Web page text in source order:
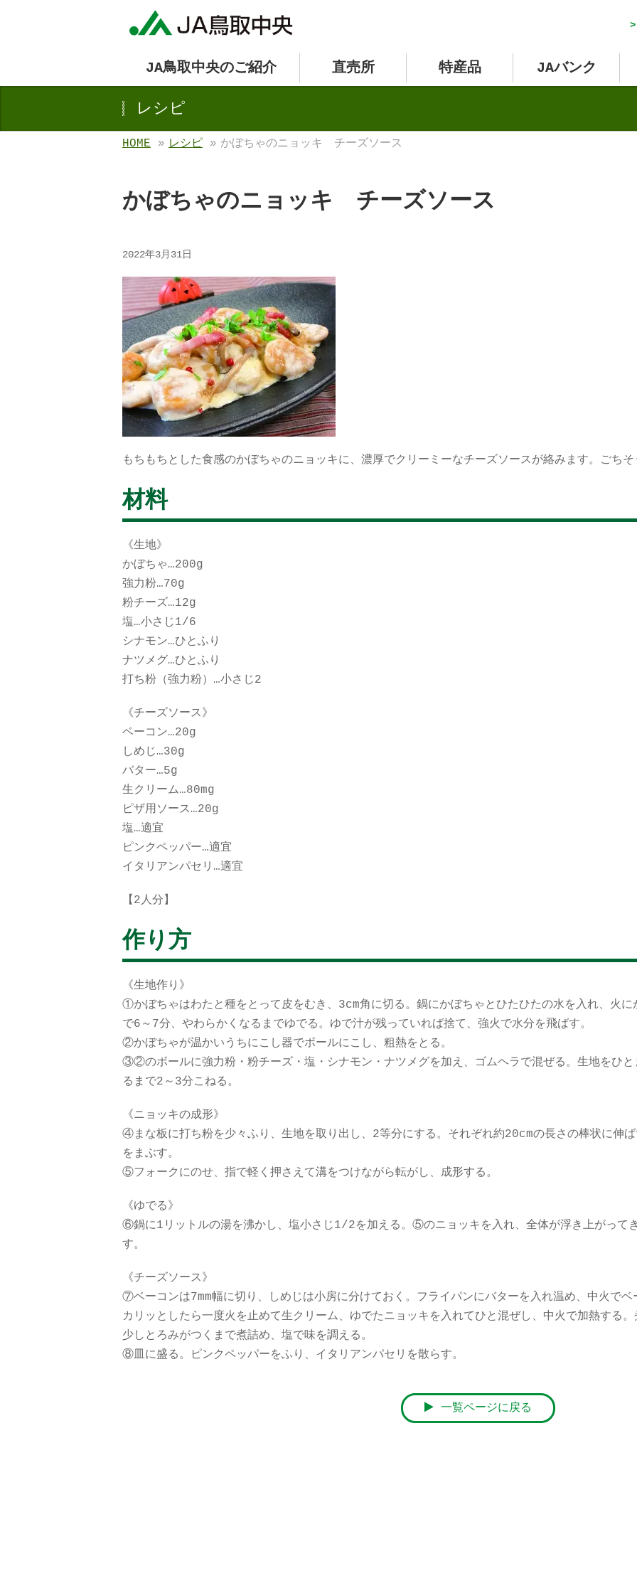
>
JA鳥取中央のご紹介 直売所 特産品 JAバンク
レシピ
HOME » レシピ» かぼちゃのニョッキ チーズソース
かぼちゃのニョッキ チーズソース
2022年3月31日
もちもちとした食感のかぼちゃのニョッキに、濃厚でクリーミーなチーズソースが絡みます。ごち
材料
《生地》
かぼちゃ…200g
強力粉…70g
粉チーズ…12g
塩…小さじ1/6
シナモン…ひとふり
ナツメグ…ひとふり
打ち粉（強力粉）…小さじ2
《チーズソース》
ベーコン…20g
しめじ…30g
バター…5g
生クリーム…80mg
ピザ用ソース…20g
塩…適宜
ピンクペッパー…適宜
イタリアンパセリ…適宜
【2人分】
作り方
《生地作り》
①かぼちゃはわたと種をとって皮をむき、3cm角に切る。鍋にかぼちゃとひたひたの水を入れ、火
で6～7分、やわらかくなるまでゆでる。ゆで汁が残っていれば捨て、強火で水分を飛ばす。
②かぼちゃが温かいうちにこし器でボールにこし、粗熱をとる。
③②のボールに強力粉・粉チーズ・塩・シナモン・ナツメグを加え、ゴムヘラで混ぜる。生地をひ
るまで2～3分こねる。
《ニョッキの成形》
④まな板に打ち粉を少々ふり、生地を取り出し、2等分にする。それぞれ約20cmの長さの棒状に伸
をまぶす。
⑤フォークにのせ、指で軽く押さえて溝をつけながら転がし、成形する。
《ゆでる》
⑥鍋に1リットルの湯を沸かし、塩小さじ1/2を加える。⑤のニョッキを入れ、全体が浮き上がって
す。
《チーズソース》
⑦ベーコンは7mm幅に切り、しめじは小房に分けておく。フライパンにバターを入れ温め、中火で
カリッとしたら一度火を止めて生クリーム、ゆでたニョッキを入れてひと混ぜし、中火で加熱する。
少しとろみがつくまで煮詰め、塩で味を調える。
⑧皿に盛る。ピンクペッパーをふり、イタリアンパセリを散らす。
一覧ページに戻る